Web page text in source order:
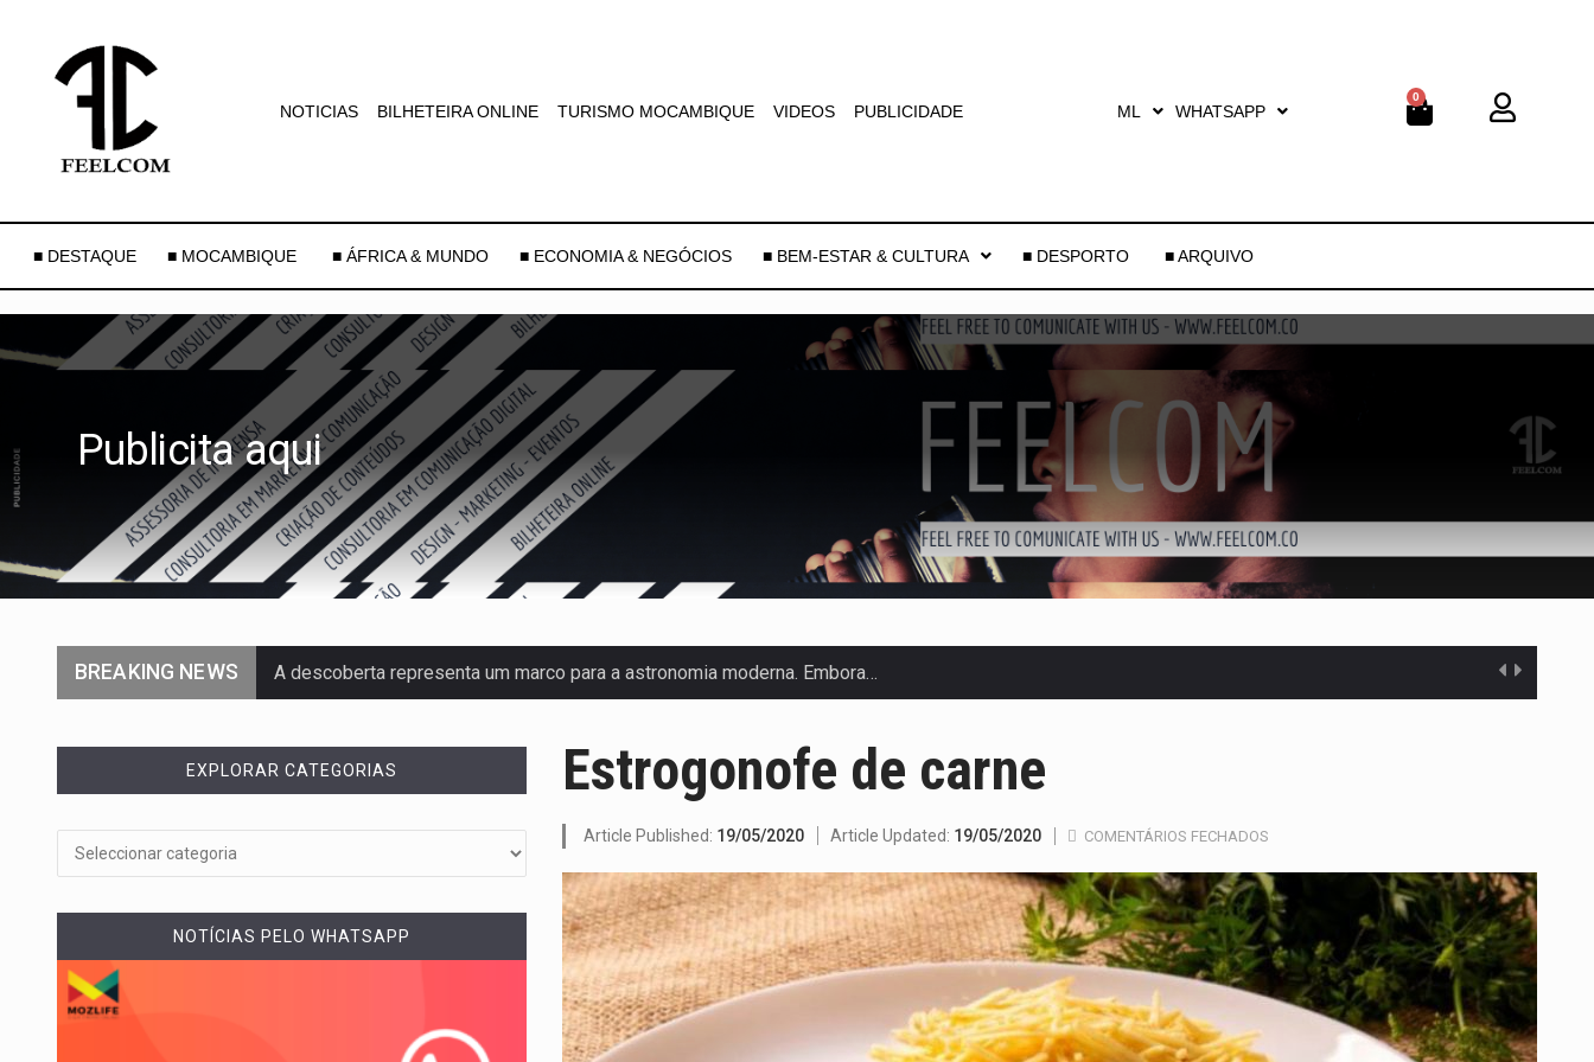
NOTICIAS BILHETEIRA ONLINE TURISMO MOCAMBIQUE VIDEOS PUBLICIDADE ML WHATSAPP
0
■ DESTAQUE ■ MOCAMBIQUE ■ ÁFRICA & MUNDO ■ ECONOMIA & NEGÓCIOS ■ BEM-ESTAR & CULTURA ■ DESPORTO ■ ARQUIVO
Publicita aqui
BREAKING NEWS A descoberta representa um marco para a astronomia moderna. Embora…
De acordo com as autoridades de saúde da Faixa de…
Um dos casos mais graves envolveu a residência de Sam…
A cidade de Bunia, capital da província de Ituri, tornou-se…
O pagamento marca o desfecho de um dos processos mais…
O programa, cuja implementação está prevista entre abril de 2026…
A nova legislação estabelece um prazo de 180 dias para…
Estrogonofe de carne
Article Published: 19/05/2020 Article Updated: 19/05/2020 COMENTÁRIOS FECHADOS
EXPLORAR CATEGORIAS
NOTÍCIAS PELO WHATSAPP